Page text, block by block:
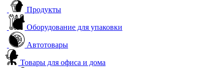
Продукты
Оборудование для упаковки
Автотовары
Товары для офиса и дома